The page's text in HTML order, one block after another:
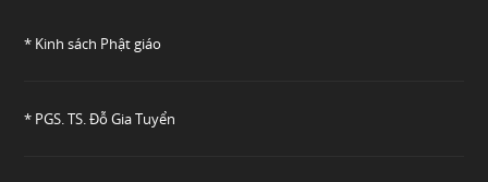
* Kinh sách Phật giáo
* PGS. TS. Đỗ Gia Tuyển